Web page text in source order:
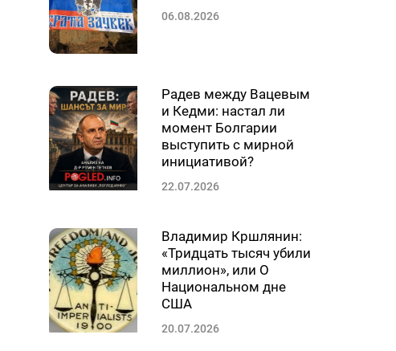
06.08.2026
Радев между Вацевым
и Кедми: настал ли
момент Болгарии
выступить с мирной
инициативой?
22.07.2026
Владимир Кршлянин:
«Тридцать тысяч убили
миллион», или О
Национальном дне
США
20.07.2026